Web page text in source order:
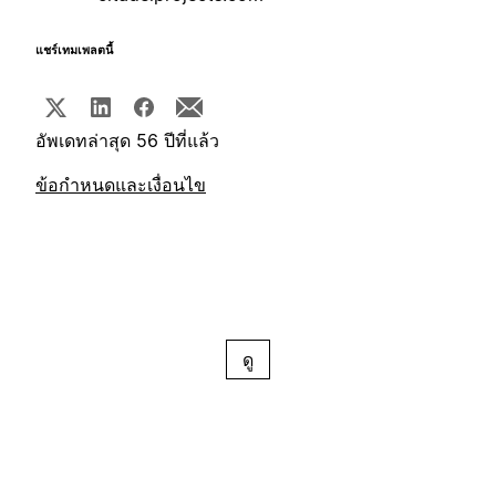
แชร์เทมเพลตนี้
อัพเดทล่าสุด 56 ปีที่แล้ว
ข้อกำหนดและเงื่อนไข
ดู